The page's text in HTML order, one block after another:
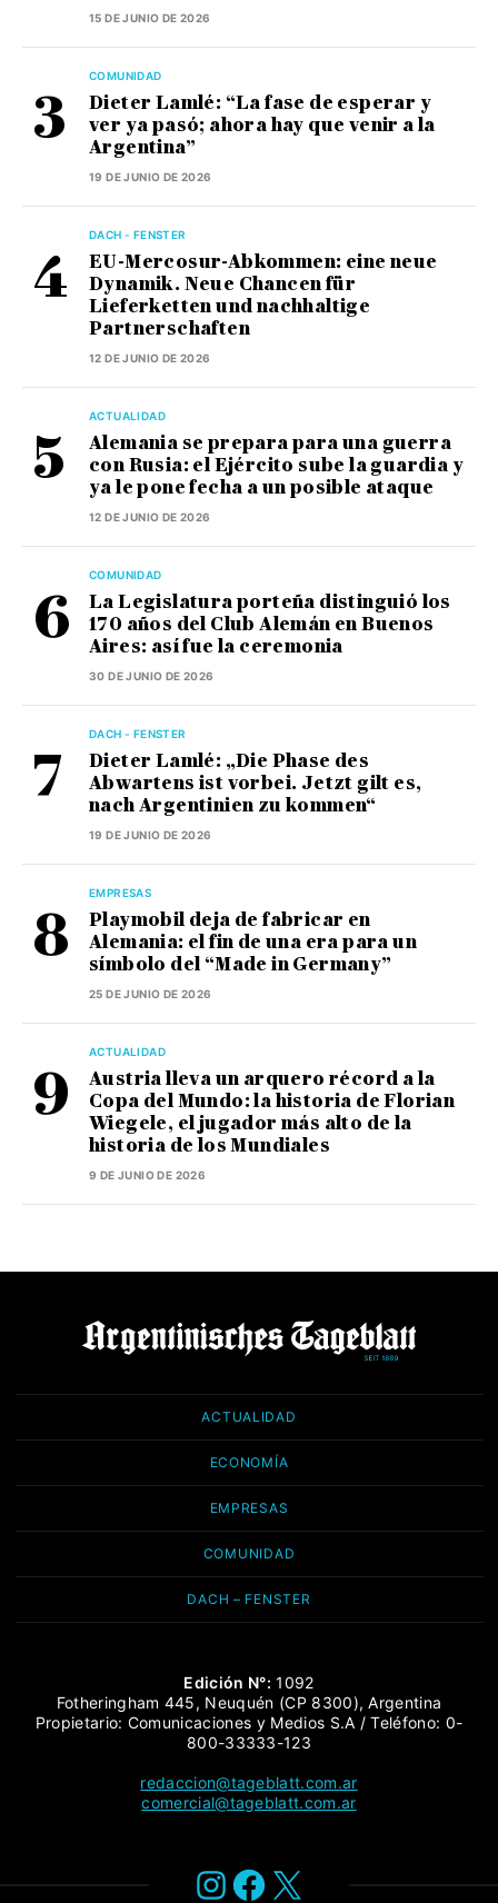
15 DE JUNIO DE 2026
COMUNIDAD
Dieter Lamlé: “La fase de esperar y
ver ya pasó; ahora hay que venir a la
Argentina”
19 DE JUNIO DE 2026
DACH - FENSTER
EU-Mercosur-Abkommen: eine neue
Dynamik. Neue Chancen für
Lieferketten und nachhaltige
Partnerschaften
12 DE JUNIO DE 2026
ACTUALIDAD
Alemania se prepara para una guerra
con Rusia: el Ejército sube la guardia y
ya le pone fecha a un posible ataque
12 DE JUNIO DE 2026
COMUNIDAD
La Legislatura porteña distinguió los
170 años del Club Alemán en Buenos
Aires: así fue la ceremonia
30 DE JUNIO DE 2026
DACH - FENSTER
Dieter Lamlé: „Die Phase des
Abwartens ist vorbei. Jetzt gilt es,
nach Argentinien zu kommen“
19 DE JUNIO DE 2026
EMPRESAS
Playmobil deja de fabricar en
Alemania: el fin de una era para un
símbolo del “Made in Germany”
25 DE JUNIO DE 2026
ACTUALIDAD
Austria lleva un arquero récord a la
Copa del Mundo: la historia de Florian
Wiegele, el jugador más alto de la
historia de los Mundiales
9 DE JUNIO DE 2026
ACTUALIDAD
ECONOMÍA
EMPRESAS
COMUNIDAD
DACH – FENSTER
Edición N°: 1092
Fotheringham 445, Neuquén (CP 8300), Argentina
Propietario: Comunicaciones y Medios S.A / Teléfono: 0-
800-33333-123
redaccion@tageblatt.com.ar
comercial@tageblatt.com.ar
Instagram
Facebook
X